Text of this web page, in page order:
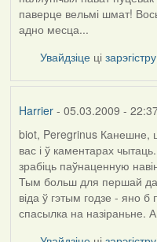
паверце вельмі шмат!
адно месца...
Увайдзіце ці
Harrier- 05.03.2009 -
biot, Peregrinus Канешне,
вас і ў каментарах
зрабіць паўнаценную
Тым больш для першай
віда ў гэтым годзе - яно
спасылка на назіраньне.